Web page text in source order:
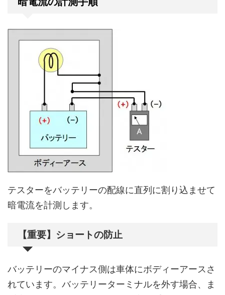
テスターをバッテリーの配線に直列に割り込ませて
暗電流を計測します。
【重要】ショートの防止
バッテリーのマイナス側は車体にボディーアースさ
れています。バッテリーターミナルを外す場合、ま